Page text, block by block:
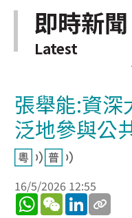
即時新聞
Latest
張舉能:資深
泛地參與公
16/5/2026 12:55
WhatsApp
WeChatLinkedIn